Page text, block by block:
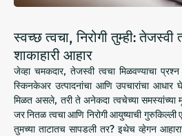
स्वच्छ त्वचा, निरोगी तुम्ही:
शाकाहारी आहार
जेव्हा चमकदार, तेजस्वी त्वचा मिळवण्याचा
स्किनकेअर उत्पादनांचा आणि उपचारांचा आधार
मिळत असले, तरी ते अनेकदा त्वचेच्या समस्यांच्या
जर नितळ त्वचा आणि निरोगी आयुष्याची गुरुकिल्ली
तुमच्या ताटातच सापडली तर? इथेच व्हेगन